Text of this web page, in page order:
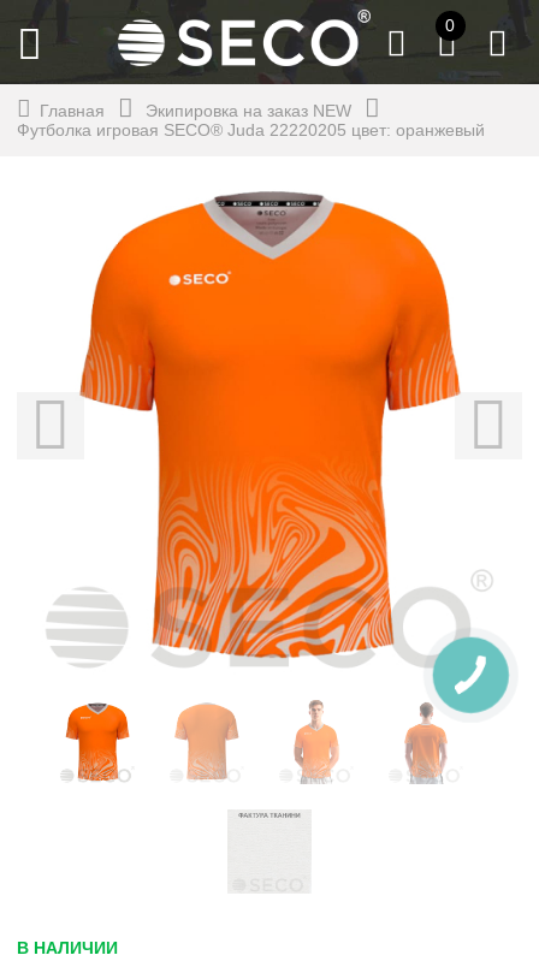
0
Главная
Экипировка на заказ NEW
Футболка игровая SECO® Juda 22220205 цвет: оранжевый
В НАЛИЧИИ